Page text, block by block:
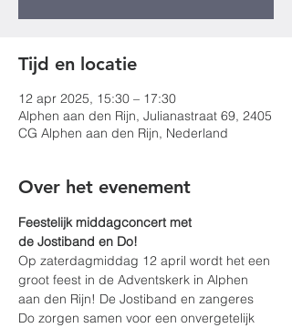
Tijd en locatie
12 apr 2025, 15:30 – 17:30
Alphen aan den Rijn, Julianastraat 69, 2405
CG Alphen aan den Rijn, Nederland
Over het evenement
Feestelijk middagconcert met
de Jostiband en Do!
Op zaterdagmiddag 12 april wordt het een
groot feest in de Adventskerk in Alphen
aan den Rijn! De Jostiband en zangeres
Do zorgen samen voor een onvergetelijk